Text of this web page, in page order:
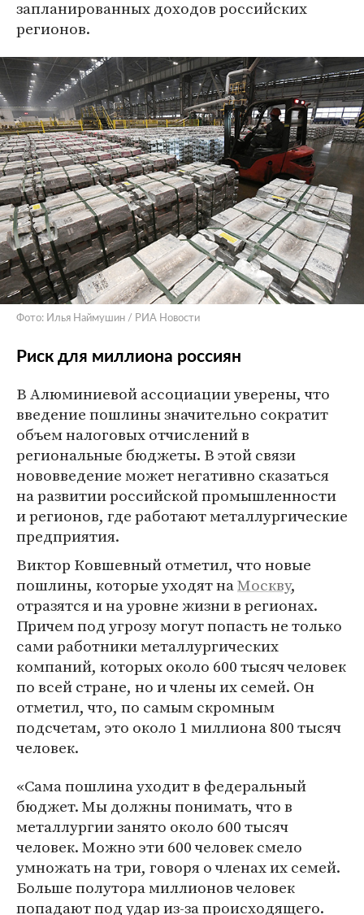
запланированных доходов российских
регионов.
Фото: Илья Наймушин / РИА Новости
Риск для миллиона россиян
В Алюминиевой ассоциации уверены, что
введение пошлины значительно сократит
объем налоговых отчислений в
региональные бюджеты. В этой связи
нововведение может негативно сказаться
на развитии российской промышленности
и регионов, где работают металлургические
предприятия.
Виктор Ковшевный отметил, что новые
пошлины, которые уходят наМоскву,
отразятся и на уровне жизни в регионах.
Причем под угрозу могут попасть не только
сами работники металлургических
компаний, которых около 600 тысяч человек
по всей стране, но и члены их семей. Он
отметил, что, по самым скромным
подсчетам, это около 1 миллиона 800 тысяч
человек.
«Сама пошлина уходит в федеральный
бюджет. Мы должны понимать, что в
металлургии занято около 600 тысяч
человек. Можно эти 600 человек смело
умножать на три, говоря о членах их семей.
Больше полутора миллионов человек
попадают под удар из-за происходящего.